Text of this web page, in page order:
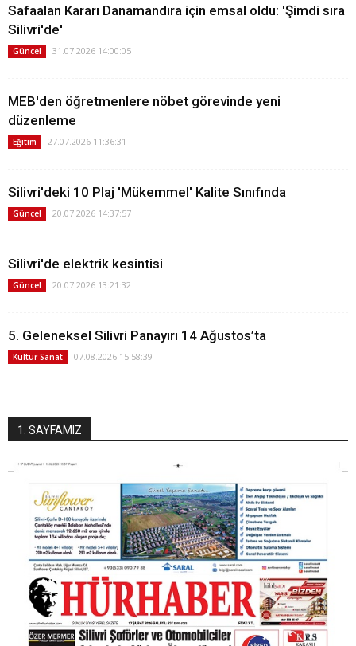
Safaalan Kararı Danamandıra için emsal oldu: 'Şimdi sıra
Silivri'de'
Güncel 31.07.2026 14:00:05
MEB'den öğretmenlere nöbet görevinde yeni
düzenleme
Eğitim 27.07.2026 11:36:31
Silivri'deki 10 Plaj 'Mükemmel' Kalite Sınıfında
Güncel 20.07.2026 14:37:57
Silivri'de elektrik kesintisi
Güncel 20.07.2026 13:21:32
5. Geleneksel Silivri Panayırı 14 Ağustos’ta
Kültür Sanat 07.08.2026 15:58:39
1. SAYFAMIZ